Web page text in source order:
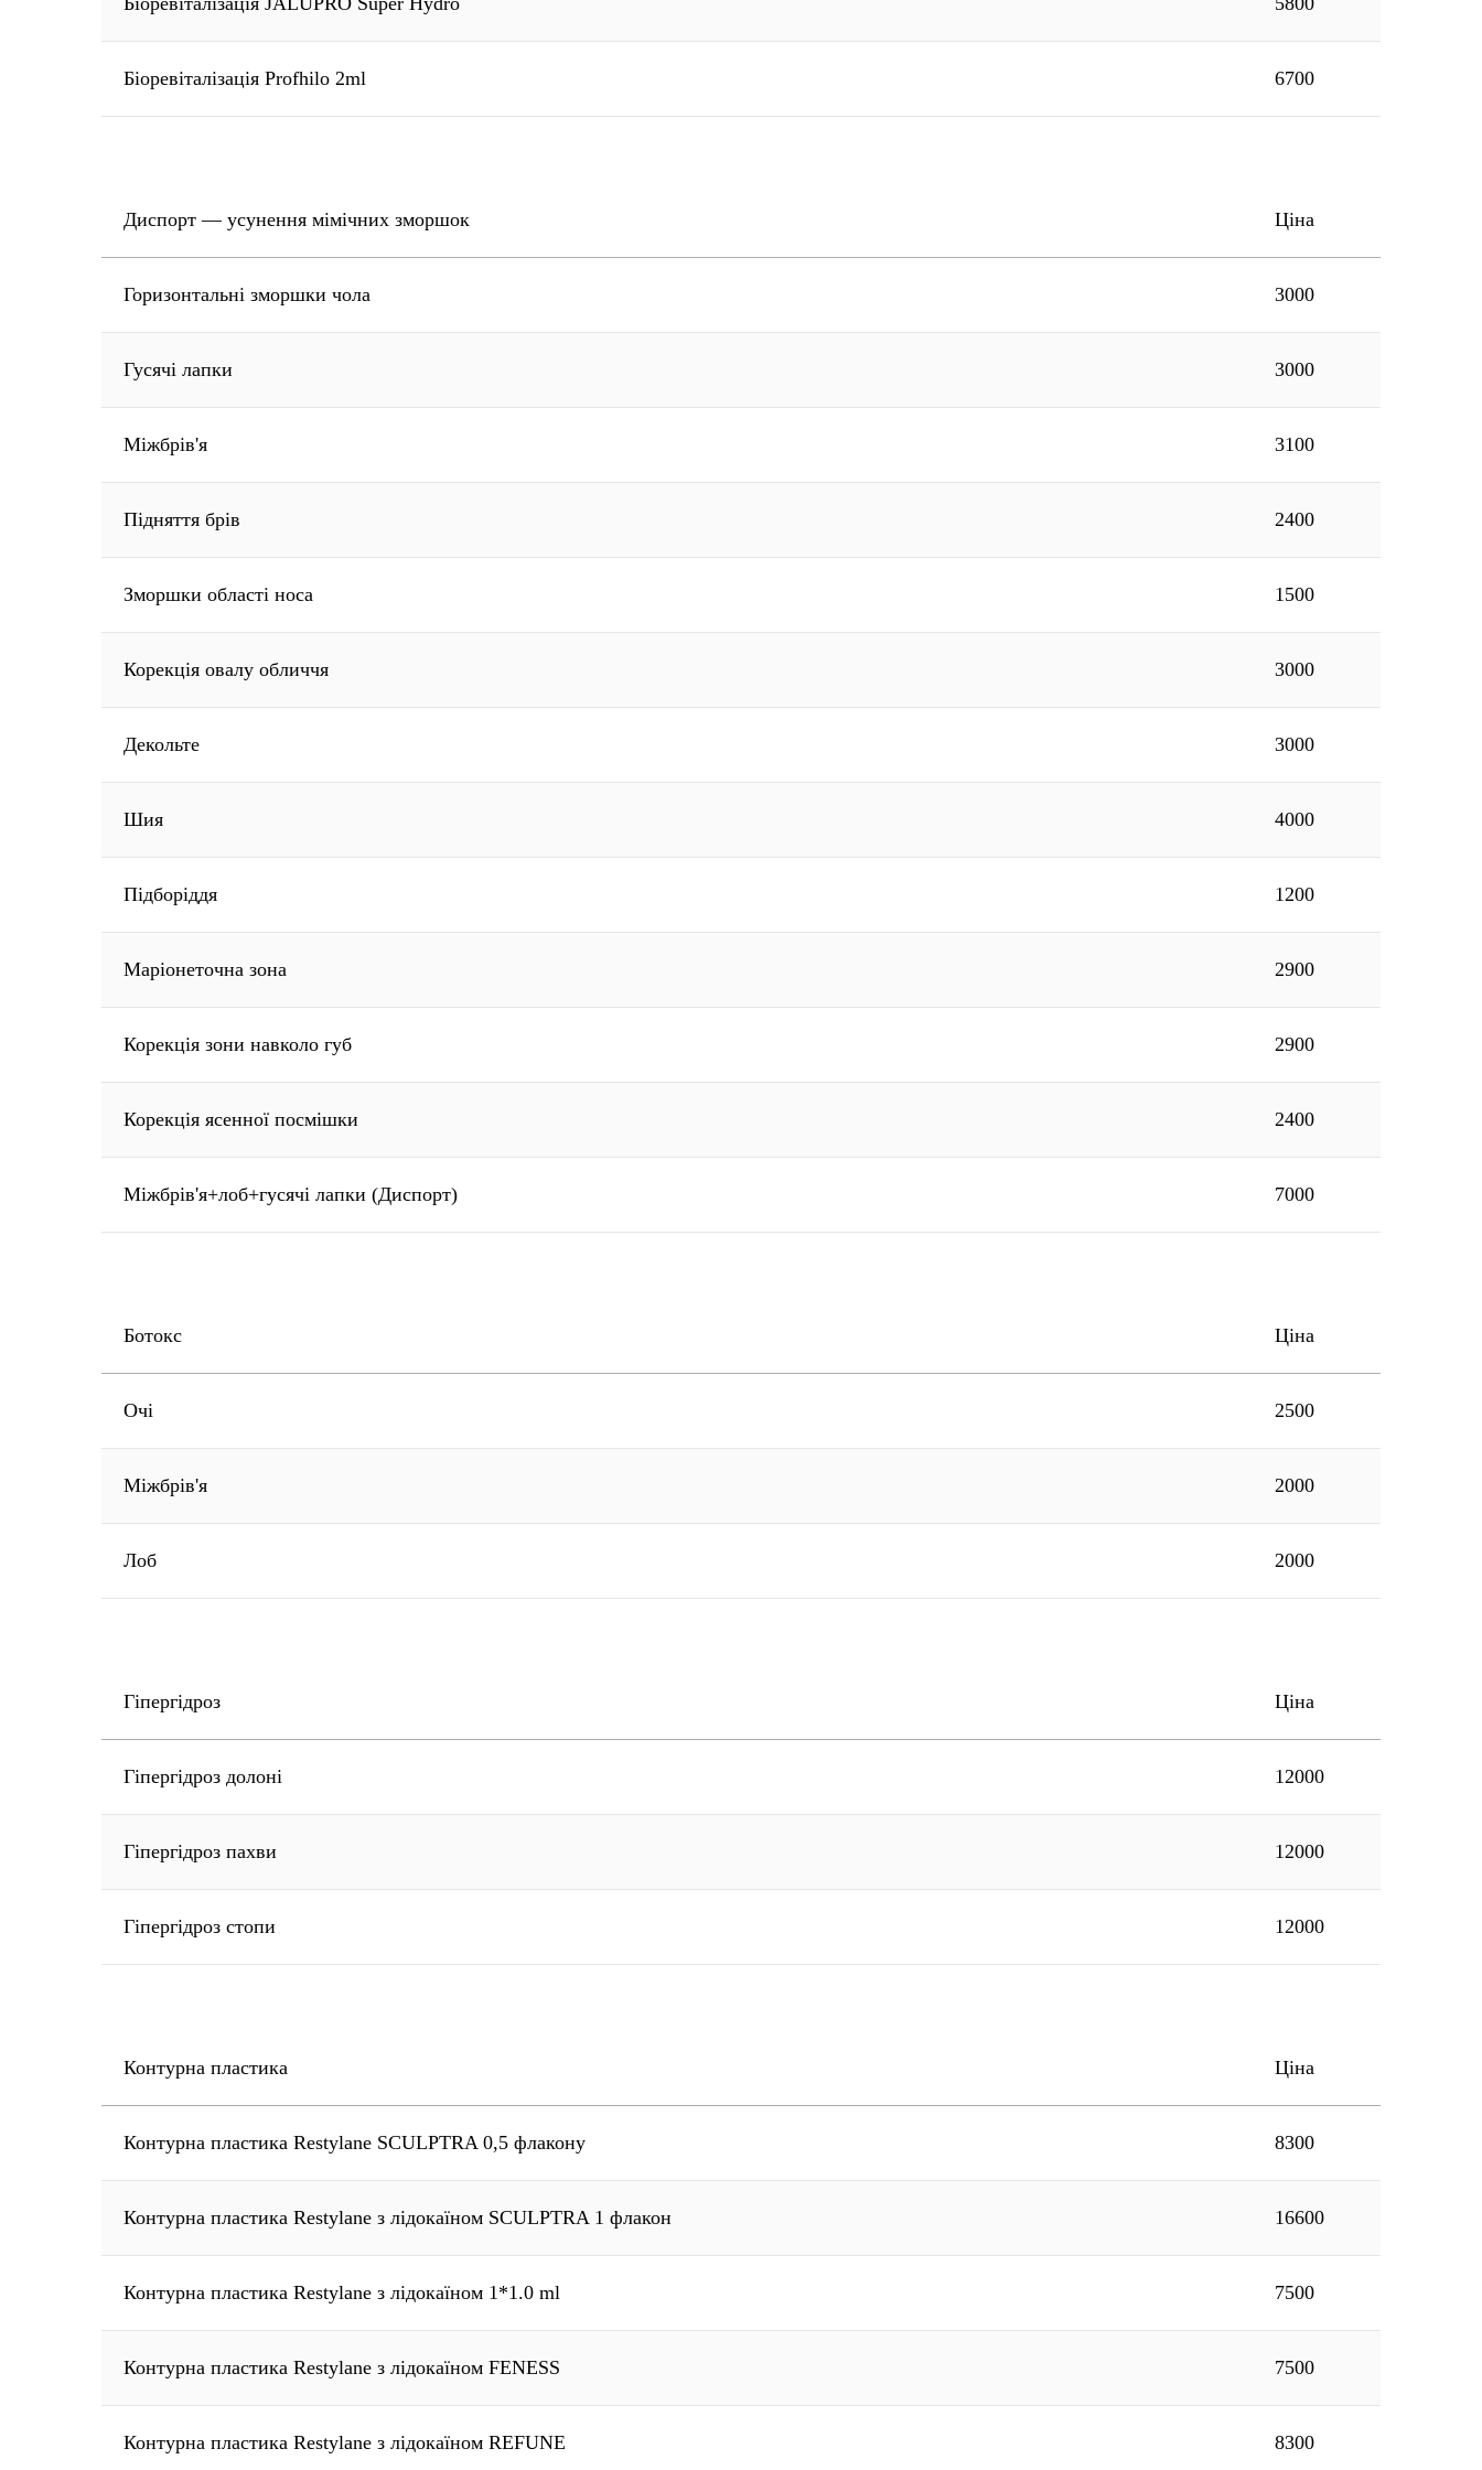
Біоревіталізація Profhilo 2ml 6700
Диспорт — усунення мімічних зморшок Ціна
Горизонтальні зморшки чола 3000
Гусячі лапки 3000
Міжбрів'я 3100
Підняття брів 2400
Зморшки області носа 1500
Корекція овалу обличчя 3000
Декольте 3000
Шия 4000
Пiдборiддя 1200
Маріонеточна зона 2900
Корекція зони навколо губ 2900
Корекція ясенної посмішки 2400
Міжбрів'я+лоб+гусячі лапки (Диспорт) 7000
Ботокс Ціна
Очі 2500
Міжбрів'я 2000
Лоб 2000
Гіпергідроз Ціна
Гіпергідроз долоні 12000
Гіпергідроз пахви 12000
Гіпергідроз стопи 12000
Контурна пластика Ціна
Контурна пластика Restylane SCULPTRA 0,5 флакону 8300
Контурна пластика Restylane з лідокаїном SCULPTRA 1 флакон 16600
Контурна пластика Restylane з лідокаїном 1*1.0 ml 7500
Контурна пластика Restylane з лідокаїном FENESS 7500
Контурна пластика Restylane з лідокаїном REFUNE 8300